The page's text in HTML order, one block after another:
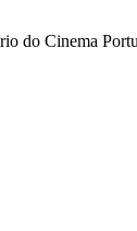
do Cinema